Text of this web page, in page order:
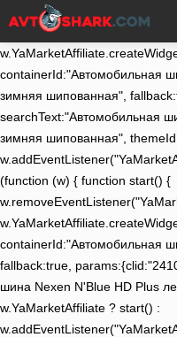
(function (w) { function start() {
containerId:"Автомобильная
зимняя шипованная",
searchText:"Автомобильная
зимняя шипованная",
(function (w) { function start() {
containerId:"Автомобильная
fallback:true,
шина Nexen N'Blue HD Plus
w.YaMarketAffiliate ? start() :